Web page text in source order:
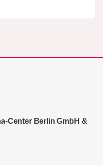
Center Berlin GmbH &